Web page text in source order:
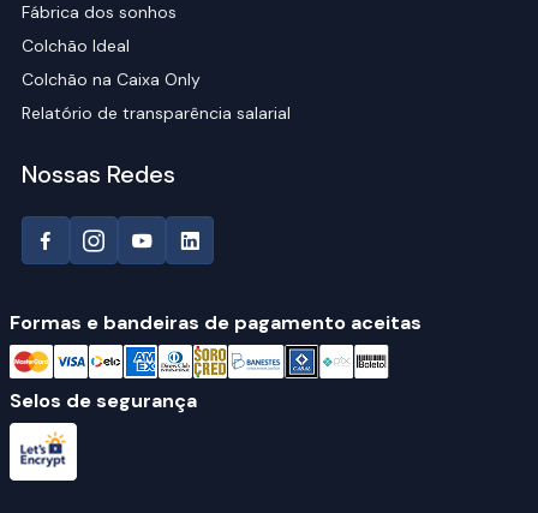
Fábrica dos sonhos
Colchão Ideal
Colchão na Caixa Only
Relatório de transparência salarial
Nossas Redes
Formas e bandeiras de pagamento aceitas
Selos de segurança